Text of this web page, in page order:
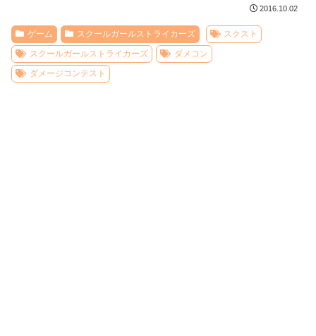
2016.10.02
ゲーム スクールガールストライカーズ
スクスト
スクールガールストライカーズ
ダメコン
ダメージコンテスト